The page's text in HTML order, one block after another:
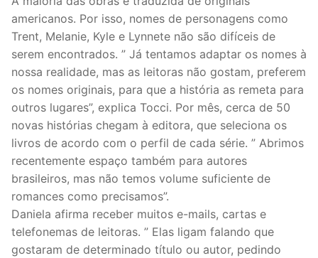
americanos. Por isso, nomes de personagens como
Trent, Melanie, Kyle e Lynnete não são difíceis de
serem encontrados. ” Já tentamos adaptar os nomes à
nossa realidade, mas as leitoras não gostam, preferem
os nomes originais, para que a história as remeta para
outros lugares”, explica Tocci. Por mês, cerca de 50
novas histórias chegam à editora, que seleciona os
livros de acordo com o perfil de cada série. ” Abrimos
recentemente espaço também para autores
brasileiros, mas não temos volume suficiente de
romances como precisamos”.
Daniela afirma receber muitos e-mails, cartas e
telefonemas de leitoras. ” Elas ligam falando que
gostaram de determinado título ou autor, pedindo